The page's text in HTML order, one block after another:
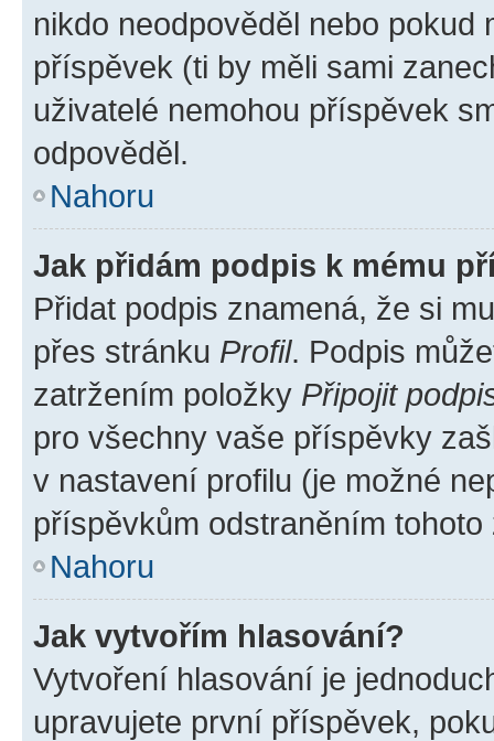
nikdo neodpověděl nebo pokud
příspěvek (ti by měli sami
uživatelé nemohou příspěvek
odpověděl.
Nahoru
Jak přidám podpis k mému
Přidat podpis znamená, že si
přes stránku Profil. Podpis
zatržením položky Připojit
pro všechny vaše příspěvky
v nastavení profilu (je možné
příspěvkům odstraněním
Nahoru
Jak vytvořím hlasování?
Vytvoření hlasování je
upravujete první příspěvek,